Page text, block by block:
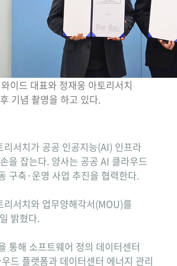
이드 대표와 정재웅 아토리서치
기념 촬영을 하고 있다.
리서치가 공공 인공지능(AI) 인프라
을 잡는다. 양사는 공공 AI 클라우드
구축·운영 사업 추진을 협력한다.
리서치와 업무양해각서(MOU)를
밝혔다.
통해 소프트웨어 정의 데이터센터
드 플랫폼과 데이터센터 에너지 관리